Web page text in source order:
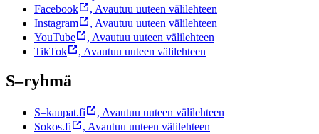
Facebook
, Avautuu uuteen välilehteen
Instagram
, Avautuu uuteen välilehteen
YouTube
, Avautuu uuteen välilehteen
TikTok
, Avautuu uuteen välilehteen
S–ryhmä
S–kaupat.fi , Avautuu uuteen välilehteen
Sokos.fi
, Avautuu uuteen välilehteen